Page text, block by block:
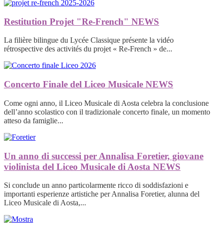
Restitution Projet "Re-French" NEWS
La filière bilingue du Lycée Classique présente la vidéo
rétrospective des activités du projet « Re-French » de...
Concerto Finale del Liceo Musicale NEWS
Come ogni anno, il Liceo Musicale di Aosta celebra la conclusione
dell’anno scolastico con il tradizionale concerto finale, un momento
atteso da famiglie...
Un anno di successi per Annalisa Foretier, giovane
violinista del Liceo Musicale di Aosta NEWS
Si conclude un anno particolarmente ricco di soddisfazioni e
importanti esperienze artistiche per Annalisa Foretier, alunna del
Liceo Musicale di Aosta,...